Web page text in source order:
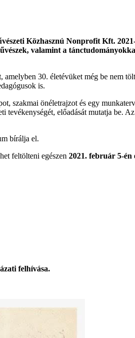
Közhasznú Nonprofit Kft.
valamint a
30. életévüket még be nem
is.
szakmai önéletrajzot és egy
előadását mutatja be.
bírálja el.
feltölteni egészen 2021. február 5-én
felhívása.